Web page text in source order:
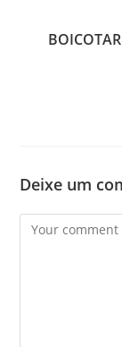
Deixe um